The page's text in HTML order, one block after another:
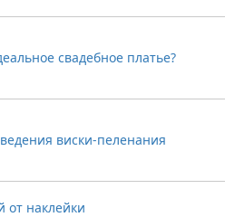
свадебное платье?
виски-пеленания
от наклейки